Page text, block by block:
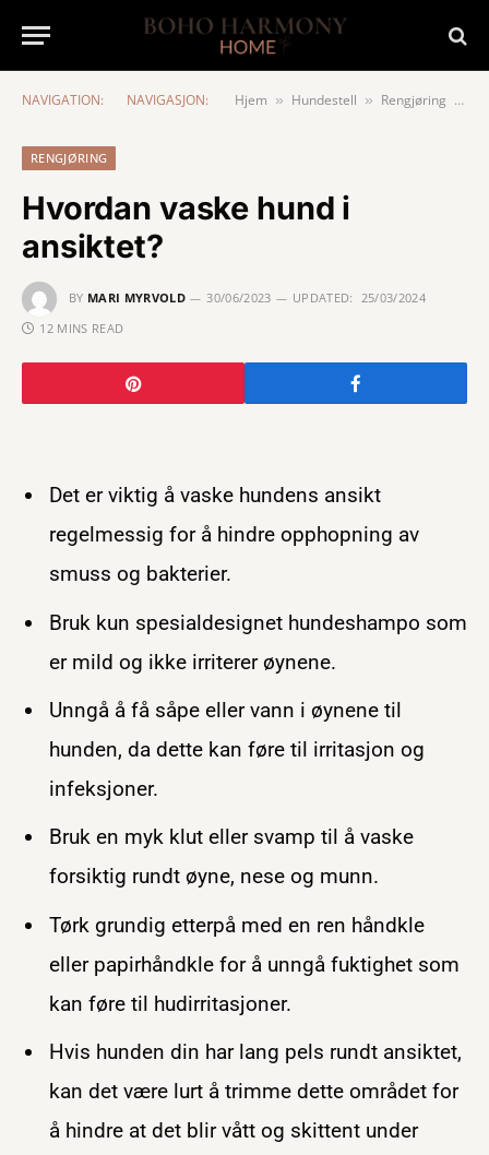
NAVIGATION: NAVIGASJON: Hjem » Hundestell » Rengjøring
RENGJØRING
Hvordan vaske hund i
ansiktet?
BY MARI MYRVOLD 30/06/2023 UPDATED:
25/03/2024
12 MINS READ
Det er viktig å vaske hundens ansikt
regelmessig for å hindre opphopning av
smuss og bakterier.
Bruk kun spesialdesignet hundeshampo som
er mild og ikke irriterer øynene.
Unngå å få såpe eller vann i øynene til
hunden, da dette kan føre til irritasjon og
infeksjoner.
Bruk en myk klut eller svamp til å vaske
forsiktig rundt øyne, nese og munn.
Tørk grundig etterpå med en ren håndkle
eller papirhåndkle for å unngå fuktighet som
kan føre til hudirritasjoner.
Hvis hunden din har lang pels rundt ansiktet,
kan det være lurt å trimme dette området for
å hindre at det blir vått og skittent under